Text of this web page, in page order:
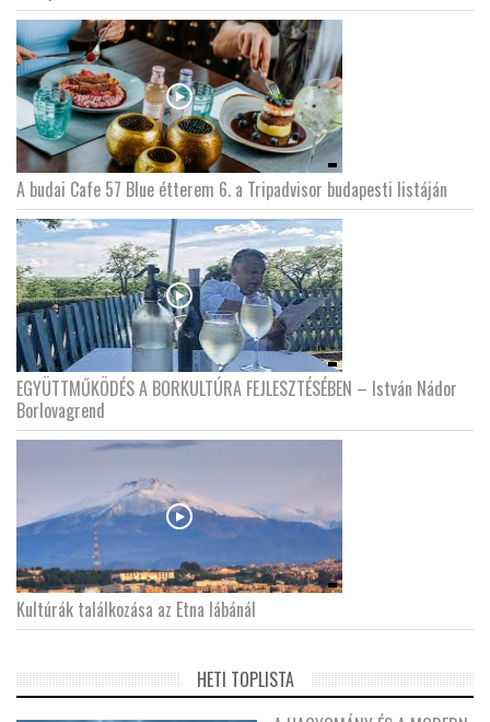
A budai Cafe 57 Blue étterem 6. a Tripadvisor budapesti listáján
EGYÜTTMŰKÖDÉS A BORKULTÚRA FEJLESZTÉSÉBEN – István Nádor
Borlovagrend
Kultúrák találkozása az Etna lábánál
HETI TOPLISTA